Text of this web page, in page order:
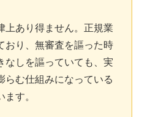
上あり得ません。正規業
おり、無審査を謳った時
なしを謳っていても、実
らむ仕組みになっている
す。